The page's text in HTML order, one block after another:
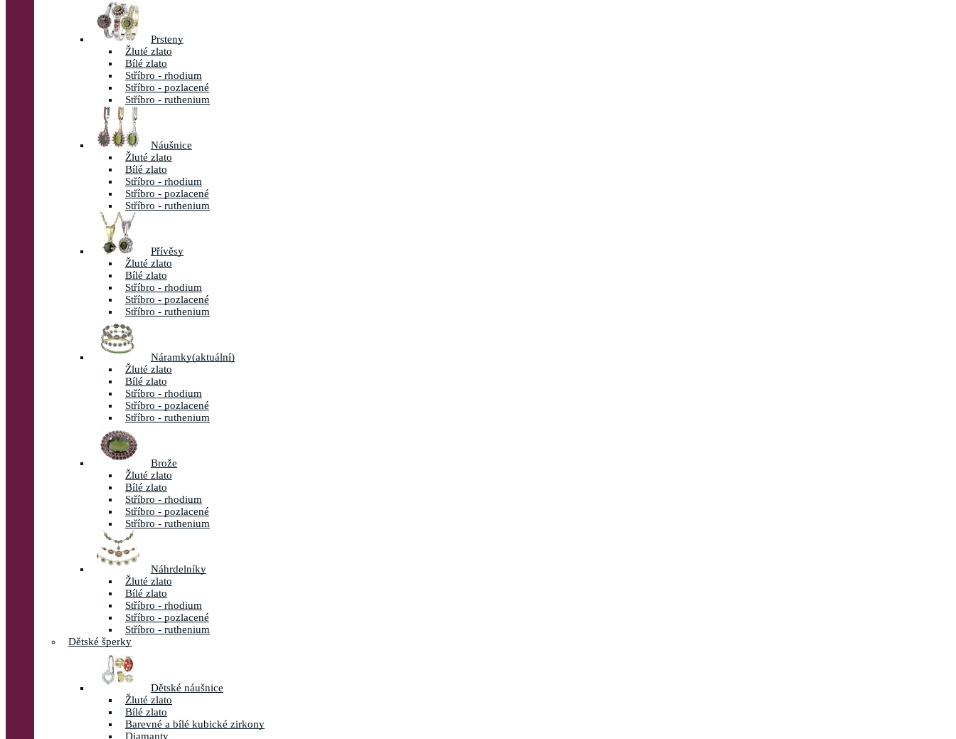
Prsteny
Žluté zlato
Bílé zlato
Stříbro - rhodium
Stříbro - pozlacené
Stříbro - ruthenium
Náušnice
Žluté zlato
Bílé zlato
Stříbro - rhodium
Stříbro - pozlacené
Stříbro - ruthenium
Přívěsy
Žluté zlato
Bílé zlato
Stříbro - rhodium
Stříbro - pozlacené
Stříbro - ruthenium
Náramky(aktuální)
Žluté zlato
Bílé zlato
Stříbro - rhodium
Stříbro - pozlacené
Stříbro - ruthenium
Brože
Žluté zlato
Bílé zlato
Stříbro - rhodium
Stříbro - pozlacené
Stříbro - ruthenium
Náhrdelníky
Žluté zlato
Bílé zlato
Stříbro - rhodium
Stříbro - pozlacené
Stříbro - ruthenium
Dětské šperky
Dětské náušnice
Žluté zlato
Bílé zlato
Barevné a bílé kubické zirkony
Diamanty